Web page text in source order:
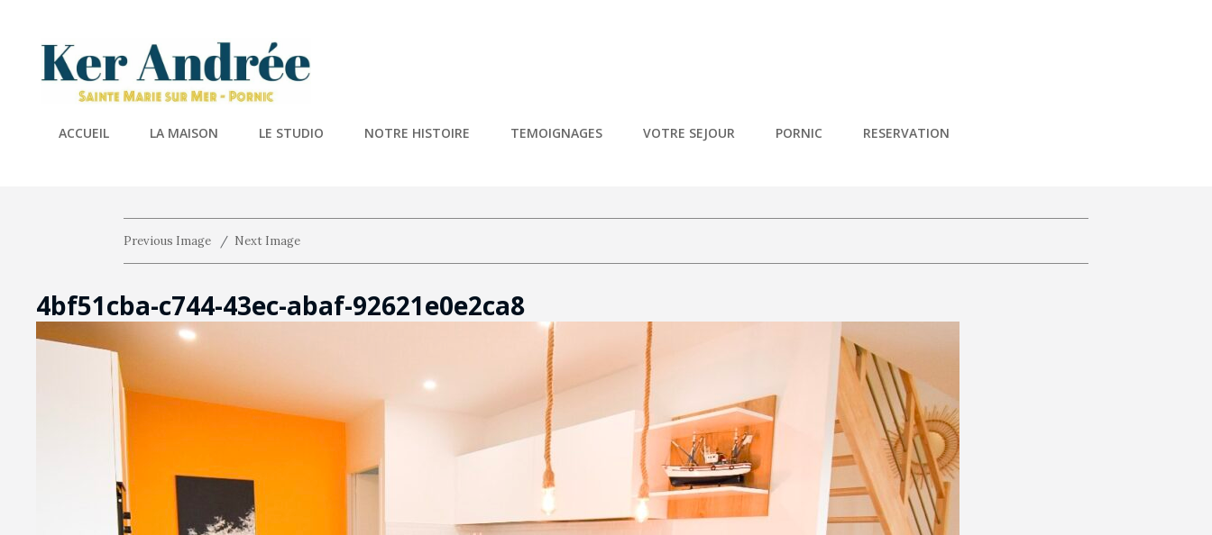
ACCUEIL LA MAISON LE STUDIO NOTRE HISTOIRE TEMOIGNAGES VOTRE SEJOUR PORNIC RESERVATION
Previous Image Next Image
4bf51cba-c744-43ec-abaf-92621e0e2ca8